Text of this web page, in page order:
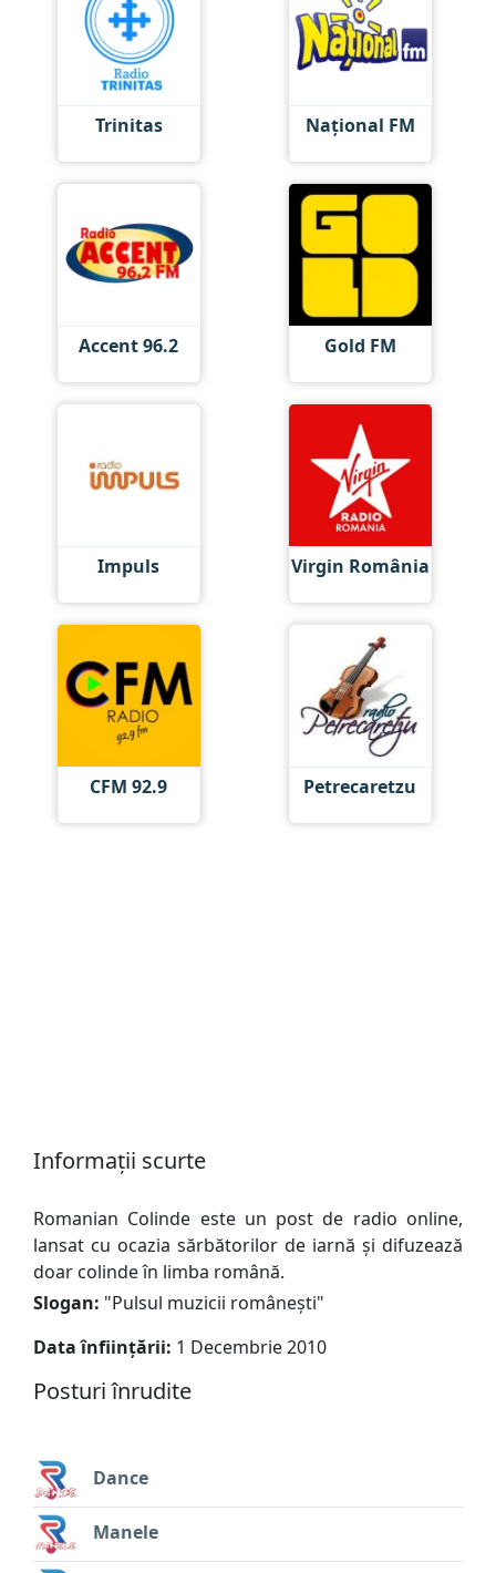
Trinitas Național FM
Accent 96.2 Gold FM
Impuls Virgin România
CFM 92.9 Petrecaretzu
Informații scurte
Romanian Colinde este un post de radio online,
lansat cu ocazia sărbătorilor de iarnă și difuzează
doar colinde în limba română.
Slogan: "Pulsul muzicii românești"
Data înființării: 1 Decembrie 2010
Posturi înrudite
Dance
Manele